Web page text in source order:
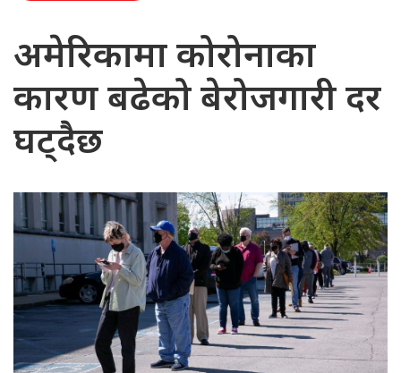
अमेरिकामा कोरोनाका
कारण बढेको बेरोजगारी दर
घट्दैछ